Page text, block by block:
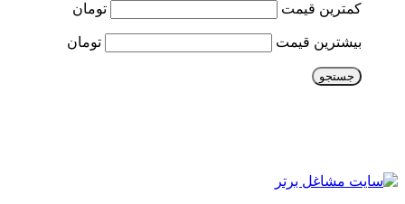
کمترین قیمت
تومان
بیشترین قیمت تومان
جستجو